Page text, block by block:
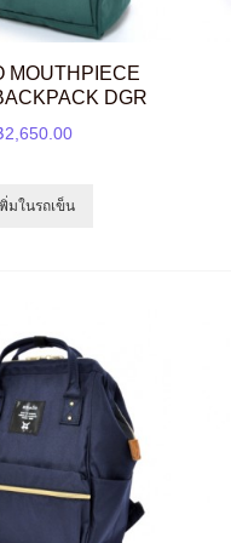
MOUTHPIECE
DGR
2,650.00
มในรถเข็น